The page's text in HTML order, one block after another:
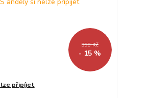
398 Kč
- 15 %
připíjet